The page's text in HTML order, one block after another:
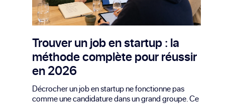
Trouver un job en startup : la
méthode complète pour réussir
en 2026
Décrocher un job en startup ne fonctionne pas
comme une candidature dans un grand groupe. Ce